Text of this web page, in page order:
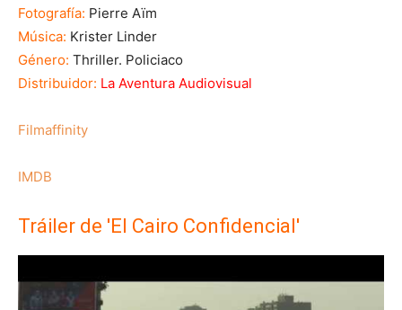
Fotografía: Pierre Aïm
Música: Krister Linder
Género: Thriller. Policiaco
Distribuidor: La Aventura Audiovisual
Filmaffinity
IMDB
Tráiler de 'El Cairo Confidencial'